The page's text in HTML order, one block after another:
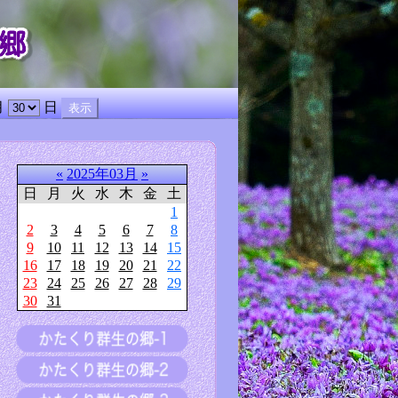
日
« 2025年03月 »
日
月 火 水 木 金
土
1
2
3 4 5 6 7
8
9
10 11 12 13 14
15
16
17 18 19 20 21
22
23
24 25 26 27 28
29
30
31